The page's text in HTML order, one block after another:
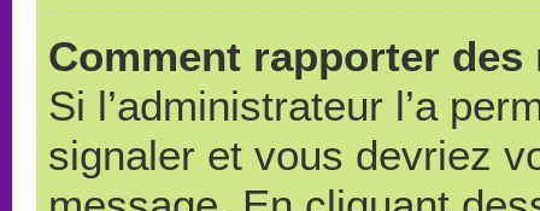
Comment rapporter
Si l’administrateur l’a
signaler et vous devriez